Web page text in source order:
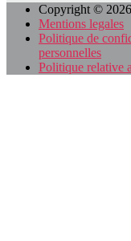
Copyright ©
Mentions legales
Politique de
personnelles
Politique relative